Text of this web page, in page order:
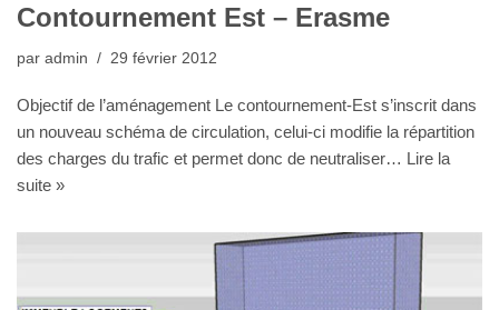
Contournement Est – Erasme
par admin 29 février 2012
Objectif de l’aménagement Le contournement-Est s’inscrit dans
un nouveau schéma de circulation, celui-ci modifie la répartition
des charges du trafic et permet donc de neutraliser… Lire la
suite »